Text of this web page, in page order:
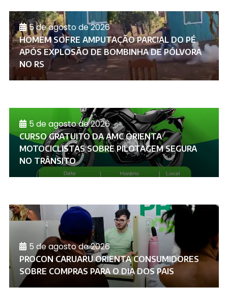
5 de agosto de 2026
HOMEM SOFRE AMPUTAÇÃO PARCIAL DO PÉ
APÓS EXPLOSÃO DE BOMBINHA DE PÓLVORA
NO RS
5 de agosto de 2026
CURSO GRATUITO DA AMC ORIENTA
MOTOCICLISTAS SOBRE PILOTAGEM SEGURA
NO TRÂNSITO
5 de agosto de 2026
PROCON CARUARU ORIENTA CONSUMIDORES
SOBRE COMPRAS PARA O DIA DOS PAIS